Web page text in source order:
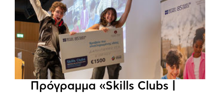
Πρόγραμμα «Skills Clubs |